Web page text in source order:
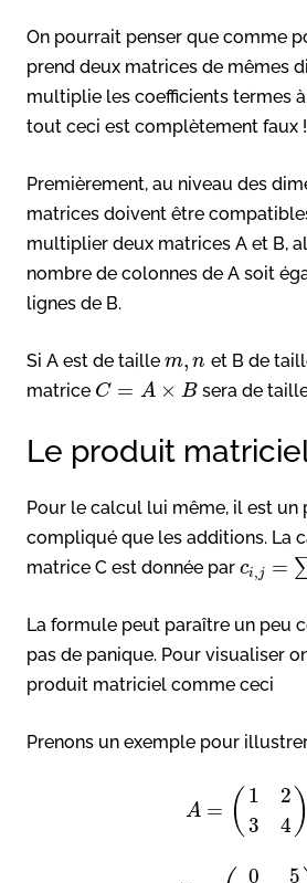
On pourrait penser que comme
prend deux matrices de mêmes
multiplie les coefficients termes
tout ceci est complètement faux
Premièrement, au niveau des
matrices doivent être
multiplier deux matrices A et B,
nombre de colonnes de A soit
lignes de B.
Si A est de taille m, n et B de
matrice C = A × B sera de
Le produit
Pour le calcul lui même, il est un
compliqué que les additions. La
matrice C est donnée par ci,j =
La formule peut paraître un peu
pas de panique. Pour visualiser
produit matriciel comme ceci
Prenons un exemple pour
A = ( 1
3
2
4 )
0
5